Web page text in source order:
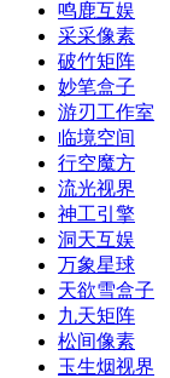
鸣鹿互娱
采采像素
破竹矩阵
妙笔盒子
游刃工作室
临境空间
行空魔方
流光视界
神工引擎
洞天互娱
万象星球
天欲雪盒子
九天矩阵
松间像素
玉生烟视界